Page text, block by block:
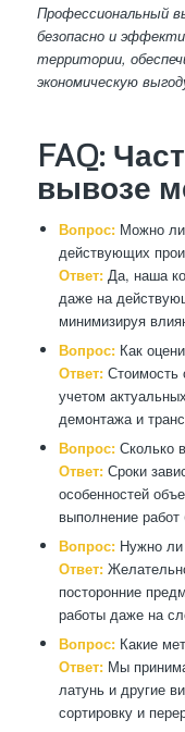
Профессиональный
безопасно и
территории,
экономическую
FAQ:
вывозе
Вопрос:Можно ли
действующих
Ответ:Да, наша
даже на
минимизируя
Вопрос:Как
Ответ:Стоимость
учетом
демонтажа и
Вопрос:Сколько
Ответ:Сроки
особенностей
выполнение
Вопрос:Нужно ли
Ответ:
посторонние
работы даже на
Вопрос:Какие
Ответ:Мы
латунь и другие
сортировку и